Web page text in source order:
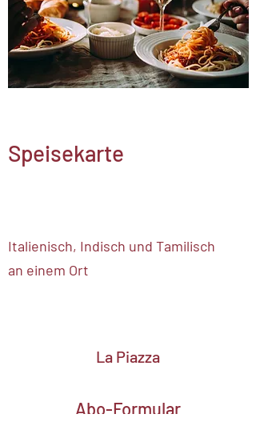
Speisekarte
Italienisch, Indisch und Tamilisch
an einem Ort
La Piazza
Abo-Formular